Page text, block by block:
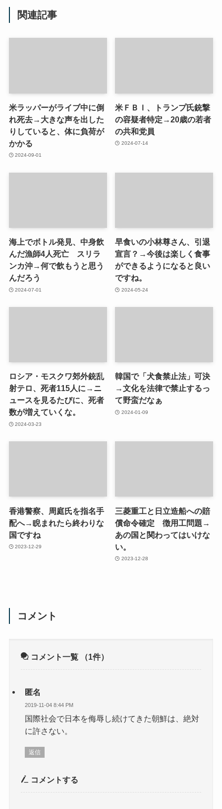
関連記事
米ラッパーがライブ中に倒
れ死去→大きな声を出した
りしていると、体に負荷が
かかる
2024-09-01
米ＦＢＩ、トランプ氏銃撃
の容疑者特定→20歳の若者
の共和党員
2024-07-14
海上でボトル発見、中身飲
んだ漁師4人死亡 スリラ
ンカ沖→何で飲もうと思う
んだろう
2024-07-01
早食いの小林尊さん、引退
宣言？→今後は楽しく食事
ができるようになると良い
ですね。
2024-05-24
ロシア・モスクワ郊外銃乱
射テロ、死者115人に→ニ
ュースを見るたびに、死者
数が増えていくな。
2024-03-23
韓国で「犬食禁止法」可決
→文化を法律で禁止するっ
て野蛮だなぁ
2024-01-09
香港警察、周庭氏を指名手
配へ→睨まれたら終わりな
国ですね
2023-12-29
三菱重工と日立造船への賠
償命令確定 徴用工問題→
あの国と関わってはいけな
い。
2023-12-28
コメント
コメント一覧 （1件）
匿名
2019-11-04 8:44 PM
国際社会で日本を侮辱し続けてきた朝鮮は、絶対
に許さない。
返信
コメントする